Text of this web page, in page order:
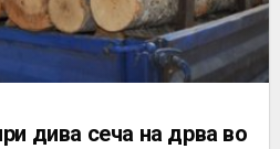
дива сеча на дрва во